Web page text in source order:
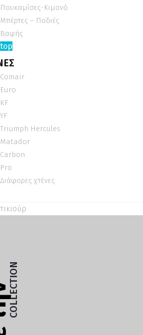
Πουκαμίσες-Κιμονό
Μπέρτες – Ποδιές
Βαφής
top
Comair
Euro
KF
YF
Triumph Hercules
Matador
Carbon
Pro
Διάφορες χτένες
COLLECTION